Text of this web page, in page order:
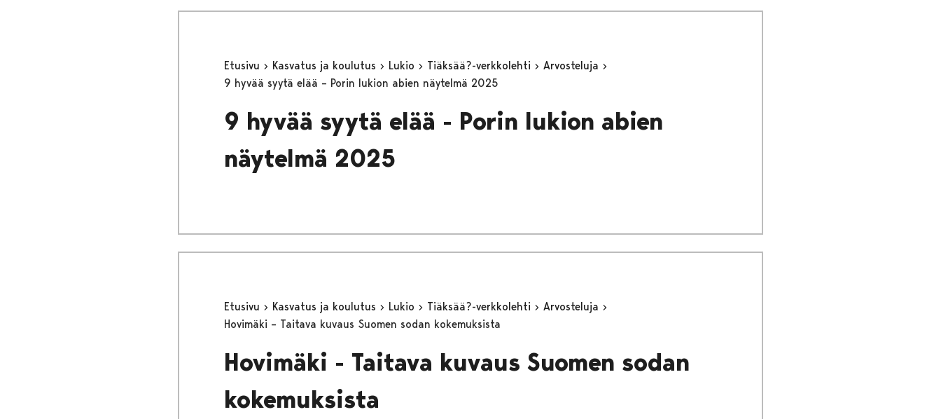
Etusivu Kasvatus ja koulutus Lukio Tiäksää?-verkkolehti
Arvosteluja
9 hyvää syytä elää – Porin lukion abien näytelmä 2025
9 hyvää syytä elää - Porin lukion abien
näytelmä 2025
Etusivu Kasvatus ja koulutus Lukio Tiäksää?-verkkolehti
Arvosteluja
Hovimäki – Taitava kuvaus Suomen sodan kokemuksista
Hovimäki - Taitava kuvaus Suomen sodan
kokemuksista